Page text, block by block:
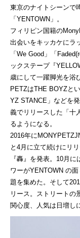
東京のナイトシーンで
「YENTOWN」。
フィリピン国籍の
出会いをキッカケにラ
「We Good」「
ックステープ『
歳にして一躍脚光を浴
PETZはTHE BOYZと
YZ STANCE」などを
義でリリースした「十
るようになる。
2016年に
と4月に立て続けにリ
『轟』を発表。10月
ワーがYENTOWN の
題を集めた。そして
リース。ストリートの
関心度、人気は日増し